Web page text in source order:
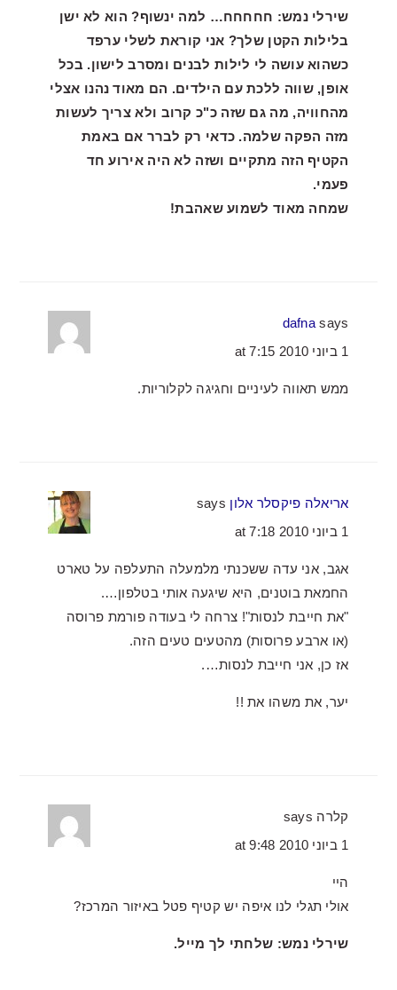
שירלי נמש: חחחחח… למה ינשוף? הוא לא ישן
בלילות הקטן שלך? אני קוראת לשלי ערפד
כשהוא עושה לי לילות לבנים ומסרב לישון. בכל
אופן, שווה ללכת עם הילדים. הם מאוד נהנו אצלי
מהחוויה, מה גם שזה כ"כ קרוב ולא צריך לעשות
מזה הפקה שלמה. כדאי רק לברר אם באמת
הקטיף הזה מתקיים ושזה לא היה אירוע חד
פעמי.
שמחה מאוד לשמוע שאהבת!
dafna says
1 ביוני 2010 at 7:15
ממש תאווה לעיניים וחגיגה לקלוריות.
אריאלה פיקסלר אלון says
1 ביוני 2010 at 7:18
אגב, אני עדה ששכנתי מלמעלה התעלפה על טארט
החמאת בוטנים, היא שיגעה אותי בטלפון….
"את חייבת לנסות"! צרחה לי בעודה פורמת פרוסה
(או ארבע פרוסות) מהטעים טעים הזה.
אז כן, אני חייבת לנסות….
יער, את משהו את !!
קלרה says
1 ביוני 2010 at 9:48
היי
אולי תגלי לנו איפה יש קטיף פטל באיזור המרכז?
שירלי נמש: שלחתי לך מייל.